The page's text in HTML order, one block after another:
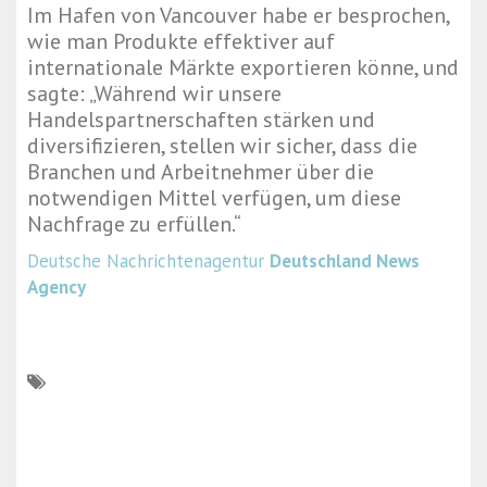
Im Hafen von Vancouver habe er besprochen,
wie man Produkte effektiver auf
internationale Märkte exportieren könne, und
sagte: „Während wir unsere
Handelspartnerschaften stärken und
diversifizieren, stellen wir sicher, dass die
Branchen und Arbeitnehmer über die
notwendigen Mittel verfügen, um diese
Nachfrage zu erfüllen.“
Deutsche Nachrichtenagentur Deutschland News
Agency